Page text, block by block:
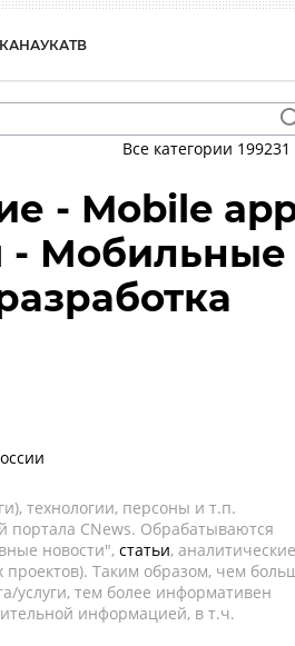
НАУКАТВ
Все категории 199231
- Mobile
- Мобильные
технологии, персоны и т.п.
портала CNews. Обрабатываются
новости", статьи, аналитические
Таким образом, чем
услуги, тем более информативен
информацией, в т.ч.